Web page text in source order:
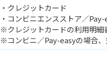
・クレジットカード
・コンビニエンスストア／Pay-
※クレジットカードの利用明細
※コンビニ／Pay-easyの場合